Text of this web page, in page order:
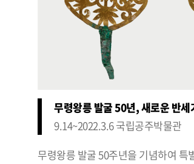
무령왕릉 발굴 50년, 새로운 반세
9.14~2022.3.6 국립공주박물관
무령왕릉 발굴 50주년을 기념하여 특